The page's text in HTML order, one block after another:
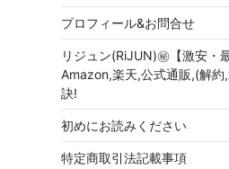
プロフィール&お問合せ
リジュン(RiJUN)㊙【激安・
Amazon,楽天,公式通販,(解
訣!
初めにお読みください
特定商取引法記載事項